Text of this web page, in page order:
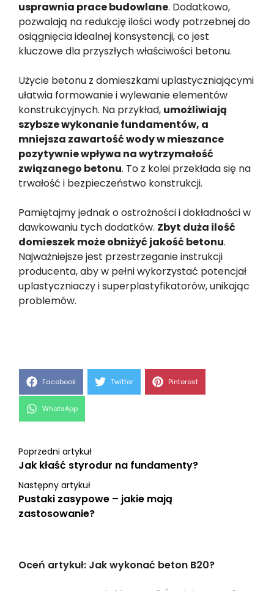
usprawnia prace budowlane. Dodatkowo,
pozwalają na redukcję ilości wody potrzebnej do
osiągnięcia idealnej konsystencji, co jest
kluczowe dla przyszłych właściwości betonu.
Użycie betonu z domieszkami uplastyczniającymi
ułatwia formowanie i wylewanie elementów
konstrukcyjnych. Na przykład, umożliwiają
szybsze wykonanie fundamentów, a
mniejsza zawartość wody w mieszance
pozytywnie wpływa na wytrzymałość
związanego betonu. To z kolei przekłada się na
trwałość i bezpieczeństwo konstrukcji.
Pamiętajmy jednak o ostrożności i dokładności w
dawkowaniu tych dodatków. Zbyt duża ilość
domieszek może obniżyć jakość betonu.
Najważniejsze jest przestrzeganie instrukcji
producenta, aby w pełni wykorzystać potencjał
uplastyczniaczy i superplastyfikatorów, unikając
problemów.
Share
Facebook Share
Twitter Share
Pinterest
Share
WhatsApp
Poprzedni artykuł
Jak kłaść styrodur na fundamenty?
Następny artykuł
Pustaki zasypowe – jakie mają
zastosowanie?
Oceń artykuł: Jak wykonać beton B20?